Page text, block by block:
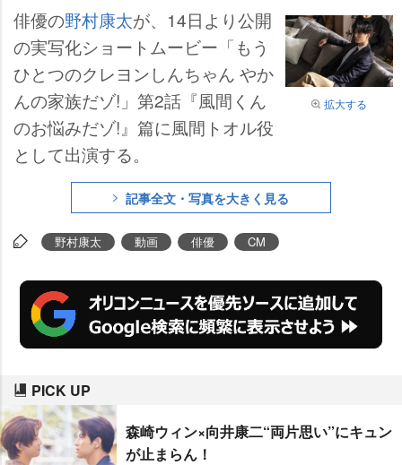
拡大する
俳優の野村康太が、14日より公開
の実写化ショートムービー「もう
ひとつのクレヨンしんちゃん やか
んの家族だゾ!」第2話『風間くん
のお悩みだゾ!』篇に風間トオル役
として出演する。
記事全文・写真を大きく見る
野村康太 動画 俳優 CM
PICK UP
森崎ウィン×向井康二“両片思い”にキュン
が止まらん！